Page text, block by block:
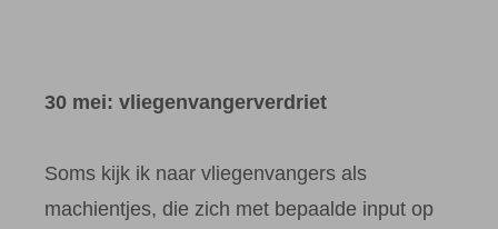
30 mei: vliegenvangerverdriet
Soms kijk ik naar vliegenvangers als
machientjes, die zich met bepaalde input op